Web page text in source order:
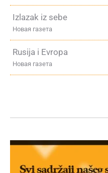
Izlazak iz sebe
Новая газета
Rusija i Evropa
Новая газета